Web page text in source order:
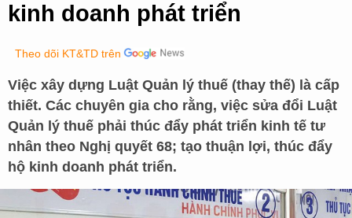
kinh doanh phát triển
Theo dõi KT&TD trên
Việc xây dựng Luật Quản lý thuế (thay thế) là cấp
thiết. Các chuyên gia cho rằng, việc sửa đổi Luật
Quản lý thuế phải thúc đẩy phát triển kinh tế tư
nhân theo Nghị quyết 68; tạo thuận lợi, thúc đẩy
hộ kinh doanh phát triển.